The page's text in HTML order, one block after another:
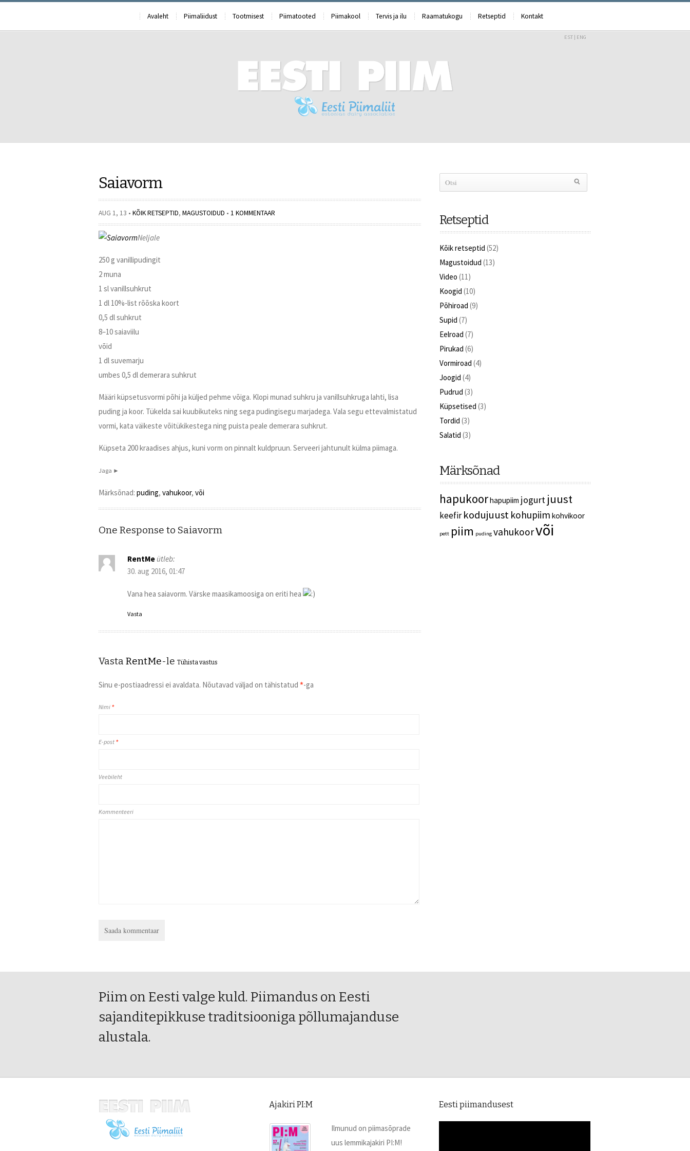
Avaleht Piimaliidust Tootmisest Piimatooted Piimakool Tervis ja ilu Raamatukogu Retseptid Kontakt
EST | ENG
Saiavorm
AUG 1, 13 • KÕIK RETSEPTID, MAGUSTOIDUD • 1 KOMMENTAAR
Neljale
250 g vanillipudingit
2 muna
1 sl vanillsuhkrut
1 dl 10%-list rõõska koort
0,5 dl suhkrut
8–10 saiaviilu
võid
1 dl suvemarju
umbes 0,5 dl demerara suhkrut
Määri küpsetusvormi põhi ja küljed pehme võiga. Klopi munad suhkru ja vanillsuhkruga lahti, lisa
puding ja koor. Tükelda sai kuubikuteks ning sega pudingisegu marjadega. Vala segu ettevalmistatud
vormi, kata väikeste võitükikestega ning puista peale demerara suhkrut.
Küpseta 200 kraadises ahjus, kuni vorm on pinnalt kuldpruun. Serveeri jahtunult külma piimaga.
Jaga ►
Märksõnad: puding, vahukoor, või
One Response to Saiavorm
RentMe ütleb:
30. aug 2016, 01:47
Vana hea saiavorm. Värske maasikamoosiga on eriti hea
Vasta
Vasta RentMe-le Tühista vastus
Sinu e-postiaadressi ei avaldata. Nõutavad väljad on tähistatud *-ga
Nimi *
E-post *
Veebileht
Kommenteeri
Retseptid
Kõik retseptid (52)
Magustoidud (13)
Video (11)
Koogid (10)
Põhiroad (9)
Supid (7)
Eelroad (7)
Pirukad (6)
Vormiroad (4)
Joogid (4)
Pudrud (3)
Küpsetised (3)
Tordid (3)
Salatid (3)
Märksõnad
hapukoorhapupiim jogurt juust
keefir kodujuust kohupiim kohvikoor
pett piim puding vahukoorvõi
Piim on Eesti valge kuld. Piimandus on Eesti
sajanditepikkuse traditsiooniga põllumajanduse
alustala.
Ajakiri PI:M
Ilmunud on piimasõprade
uus lemmikajakiri PI:M!
Eesti piimandusest